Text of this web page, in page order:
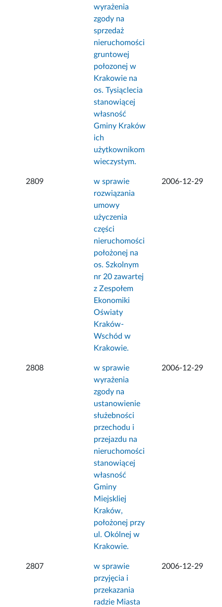
wyrażenia
zgody na
sprzedaż
nieruchomości
gruntowej
połozonej w
Krakowie na
os. Tysiąclecia
stanowiącej
własność
Gminy Kraków
ich
użytkownikom
wieczystym.
2809
w sprawie
rozwiązania
umowy
użyczenia
części
nieruchomości
położonej na
os. Szkolnym
nr 20 zawartej
z Zespołem
Ekonomiki
Oświaty
Kraków-
Wschód w
Krakowie.
2006-12-29
2808
w sprawie
wyrażenia
zgody na
ustanowienie
służebności
przechodu i
przejazdu na
nieruchomości
stanowiącej
własność
Gminy
Miejskliej
Kraków,
położonej przy
ul. Okólnej w
Krakowie.
2006-12-29
2807
w sprawie
przyjęcia i
przekazania
radzie Miasta
2006-12-29